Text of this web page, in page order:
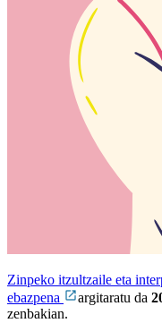
Zinpeko itzultzaile eta
ebazpena
argitaratu da
zenbakian.